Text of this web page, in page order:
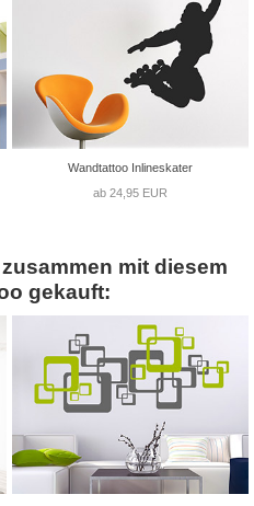
Wandtattoo Inlineskater
ab 24,95 EUR
mit diesem
gekauft: